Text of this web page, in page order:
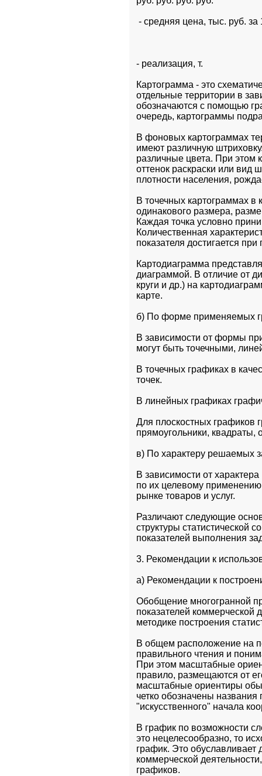
- средняя цена, тыс. руб. за
- реализация, т.
Картограмма - это
отдельные территории в
обозначаются с помощью
очередь, картограммы
В фоновых картограммах
имеют различную
различные цвета. При этом
оттенок раскраски или вид
плотности населения,
В точечных картограммах в
одинакового размера,
Каждая точка условно
Количественная
показателя достигается
Картодиаграмма
диаграммой. В отличие от
круги и др.) на
карте.
б) По форме применяемых
В зависимости от формы
могут быть точечными,
В точечных графиках в
точек.
В линейных графиках
Для плоскостных графиков
прямоугольники, квадраты,
в) По характеру решаемых
В зависимости от
по их целевому применению
рынке товаров и услуг.
Различают следующие
структуры статистической
показателей выполнения
3. Рекомендации к
а) Рекомендации к
Обобщение многогранной
показателей коммерческой
методике построения
В общем расположение на
правильного чтения и
При этом масштабные
правило, размещаются от
масштабные ориентиры
четко обозначены
"искусственного" начала
В график по возможности
это нецелесообразно, то
график. Это обуславливает
коммерческой
графиков.